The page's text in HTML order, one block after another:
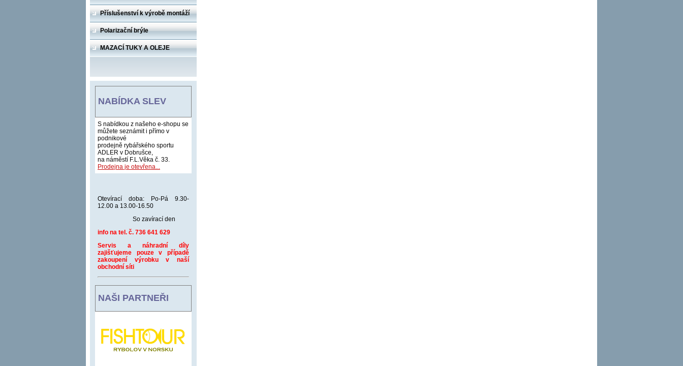
Příslušenství k výrobě montáží
Polarizační brýle
MAZACÍ TUKY A OLEJE
NABÍDKA SLEV
S nabídkou z našeho e-shopu se
můžete seznámit i přímo v
podnikové
prodejně rybářského sportu
ADLER v Dobrušce,
na náměstí F.L.Věka č. 33.
Prodejna je otevřena...
Otevírací doba: Po-Pá 9.30-
12.00 a 13.00-16.50
So zavírací den
info na tel. č. 736 641 629
Servis a náhradní díly
zajišťujeme pouze v případě
zakoupení výrobku v naší
obchodní síti
NAŠI PARTNEŘI